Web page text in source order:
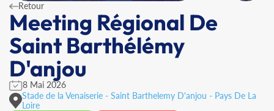
Retour
Meeting Régional De
Saint Barthélémy
D'anjou
8 Mai 2026
Stade de la Venaiserie - Saint Barthelemy D'anjou - Pays De La
Loire